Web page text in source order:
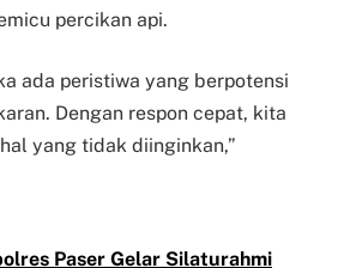
percikan api.
ada peristiwa yang berpotensi
Dengan respon cepat, kita
yang tidak diinginkan,”
Paser Gelar Silaturahmi